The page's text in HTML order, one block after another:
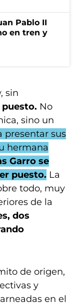
Pablo II
en tren y
sin
No
sino un
presentar sus
hermana
Garro se
puesto. La
todo, muy
de la
dos
de origen,
y
en el